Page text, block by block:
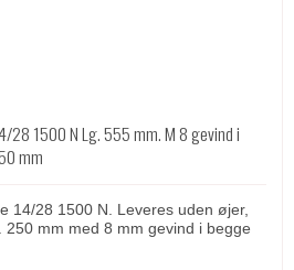
28 1500 N Lg. 555 mm. M 8 gevind i
mm
14/28 1500 N. Leveres uden øjer,
mm med 8 mm gevind i begge